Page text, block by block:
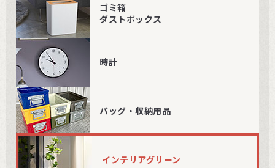
ゴミ箱
ダストボックス
時計
バッグ・収納用品
インテリアグリーン